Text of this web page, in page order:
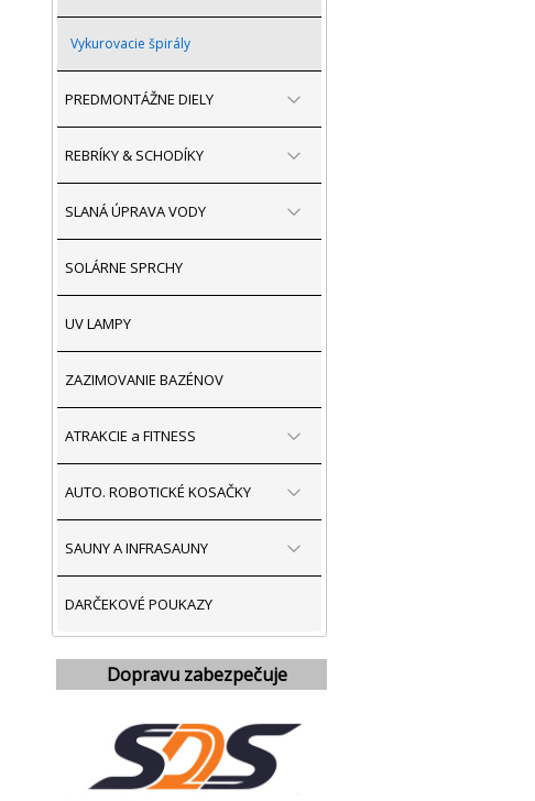
Vykurovacie špirály
PREDMONTÁŽNE DIELY
REBRÍKY & SCHODÍKY
SLANÁ ÚPRAVA VODY
SOLÁRNE SPRCHY
UV LAMPY
ZAZIMOVANIE BAZÉNOV
ATRAKCIE a FITNESS
AUTO. ROBOTICKÉ KOSAČKY
SAUNY A INFRASAUNY
DARČEKOVÉ POUKAZY
Dopravu zabezpečuje